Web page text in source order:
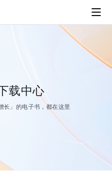
载中心
长」的电子书，都在这里